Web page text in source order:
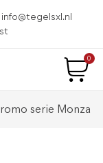
info@tegelsxl.nl
0
serie Monza